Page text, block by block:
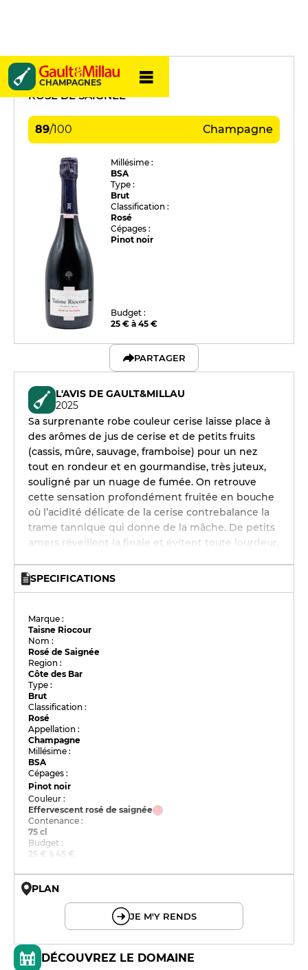
CHAMPAGNES
Taisne Riocour
ROSÉ DE SAIGNÉE
89/100 Champagne
Millésime :
BSA
Type :
Brut
Classification :
Rosé
Cépages :
Pinot noir
Budget :
25 € à 45 €
PARTAGER
L'AVIS DE GAULT&MILLAU
2025
Sa surprenante robe couleur cerise laisse place à
des arômes de jus de cerise et de petits fruits
(cassis, mûre, sauvage, framboise) pour un nez
tout en rondeur et en gourmandise, très juteux,
souligné par un nuage de fumée. On retrouve
cette sensation profondément fruitée en bouche
où l’acidité délicate de la cerise contrebalance la
trame tannique qui donne de la mâche. De petits
amers réveillent la finale et évitent toute lourdeur.
SPECIFICATIONS
Marque :
Taisne Riocour
Nom :
Rosé de Saignée
Region :
Côte des Bar
Type :
Brut
Classification :
Rosé
Appellation :
Champagne
Millésime :
BSA
Cépages :
Pinot noir
Couleur :
Effervescent rosé de saignée
Contenance :
75 cl
Budget :
25 € à 45 €
PLAN
JE M'Y RENDS
DÉCOUVREZ LE DOMAINE